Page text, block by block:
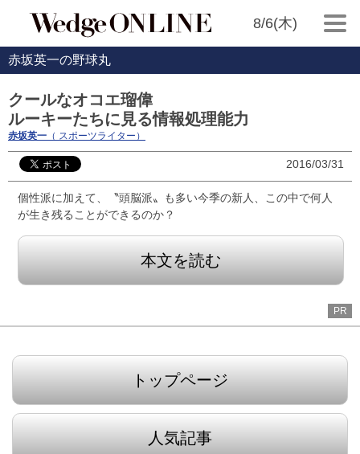
8/6(木)
赤坂英一の野球丸
クールなオコエ瑠偉
ルーキーたちに見る情報処理能力
赤坂英一 （ スポーツライター）
2016/03/31
個性派に加えて、〝頭脳派〟も多い今季の新人、この中で何人
が生き残ることができるのか？
本文を読む
PR
トップページ
人気記事